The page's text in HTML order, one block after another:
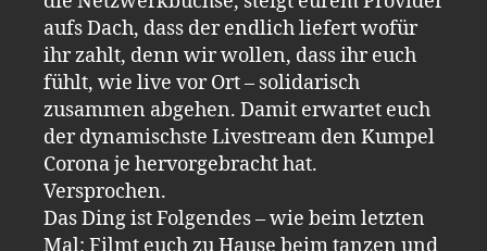
aufs Dach, dass der endlich liefert wofür
ihr zahlt, denn wir wollen, dass ihr euch
fühlt, wie live vor Ort – solidarisch
zusammen abgehen. Damit erwartet euch
der dynamischste Livestream den Kumpel
Corona je hervorgebracht hat.
Versprochen.
Das Ding ist Folgendes – wie beim letzten
Mal: Filmt euch zu Hause beim tanzen und